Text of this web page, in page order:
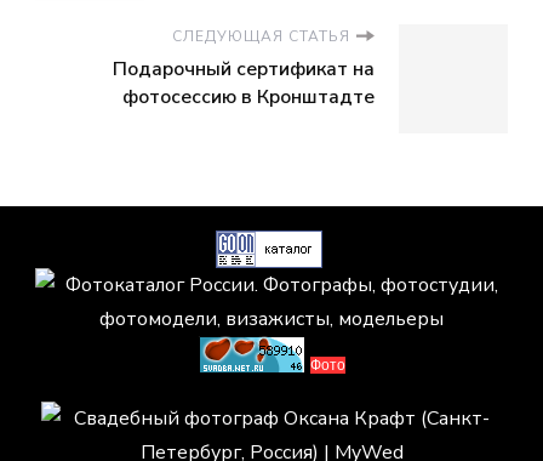
СЛЕДУЮЩАЯ СТАТЬЯ
Подарочный сертификат на
фотосессию в Кронштадте
Фото